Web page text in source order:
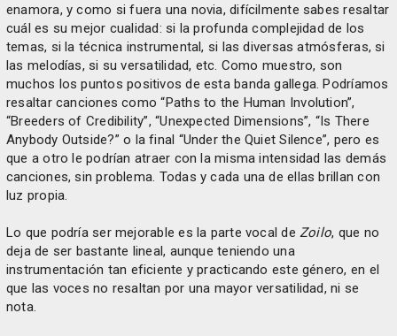
enamora, y como si fuera una novia, difícilmente sabes resaltar
cuál es su mejor cualidad: si la profunda complejidad de los
temas, si la técnica instrumental, si las diversas atmósferas, si
las melodías, si su versatilidad, etc. Como muestro, son
muchos los puntos positivos de esta banda gallega. Podríamos
resaltar canciones como “Paths to the Human Involution”,
“Breeders of Credibility”, “Unexpected Dimensions”, “Is There
Anybody Outside?” o la final “Under the Quiet Silence”, pero es
que a otro le podrían atraer con la misma intensidad las demás
canciones, sin problema. Todas y cada una de ellas brillan con
luz propia.
Lo que podría ser mejorable es la parte vocal deZoilo, que no
deja de ser bastante lineal, aunque teniendo una
instrumentación tan eficiente y practicando este género, en el
que las voces no resaltan por una mayor versatilidad, ni se
nota.